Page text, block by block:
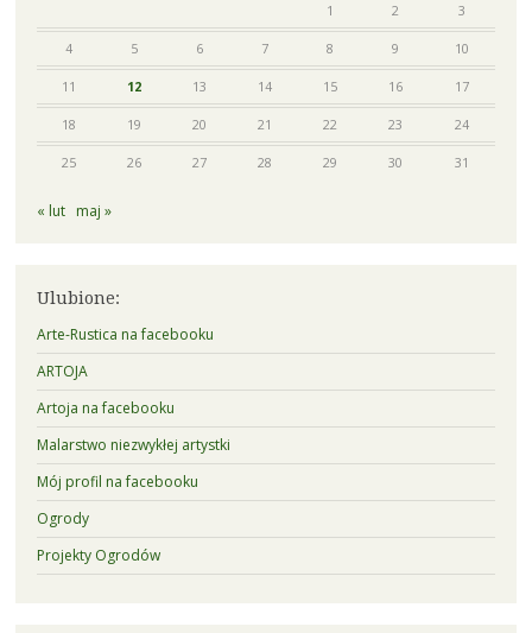
1 2 3
4 5 6 7 8 9 10
11 12 13 14 15 16 17
18 19 20 21 22 23 24
25 26 27 28 29 30 31
« lut maj »
Ulubione:
Arte-Rustica na facebooku
ARTOJA
Artoja na facebooku
Malarstwo niezwykłej artystki
Mój profil na facebooku
Ogrody
Projekty Ogrodów